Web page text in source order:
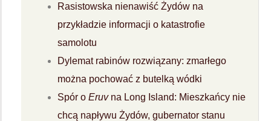
Rasistowska nienawiść Żydów na
przykładzie informacji o katastrofie
samolotu
Dylemat rabinów rozwiązany: zmarłego
można pochować z butelką wódki
Spór o Eruvna Long Island: Mieszkańcy nie
chcą napływu Żydów, gubernator stanu